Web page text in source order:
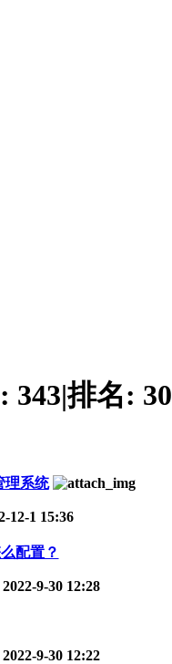
343|排名: 30
理系统
12-1 15:36
配置？
9-30 12:28
9-30 12:22